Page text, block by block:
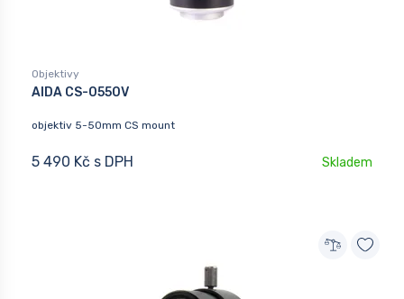
Objektivy
AIDA CS-0550V
objektiv 5-50mm CS mount
5 490 Kč s DPH Skladem